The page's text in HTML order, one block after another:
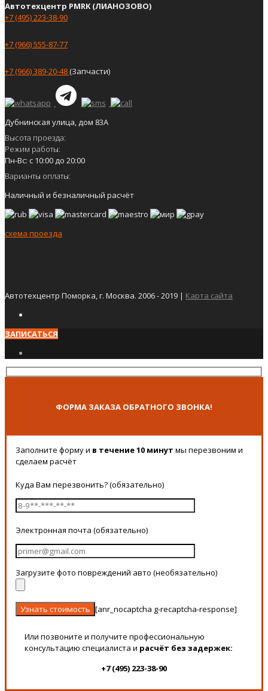
Автотехцентр PMRK (ЛИАНОЗОВО)
+7 (495) 223-38-90
+7 (966) 555-87-77
+7 (966) 389-20-48(Запчасти)
Дубнинская улица, дом 83А
Высота проезда:
Режим работы:
Пн-Вс: с 10:00 до 20:00
Варианты оплаты:
Наличный и безналичный расчёт
схема проезда
Автотехцентр Поморка, г. Москва. 2006 - 2019 | Карта сайта
ЗАПИСАТЬСЯ
ФОРМА ЗАКАЗА ОБРАТНОГО ЗВОНКА!
Заполните форму и в течение 10 минут мы перезвоним и
сделаем расчёт
Куда Вам перезвонить? (обязательно)
Электронная почта (обязательно)
Загрузите фото повреждений авто (необязательно)
[anr_nocaptcha g-recaptcha-response]
Или позвоните и получите профессиональную
консультацию специалиста и расчёт без задержек:
+7 (495) 223-38-90